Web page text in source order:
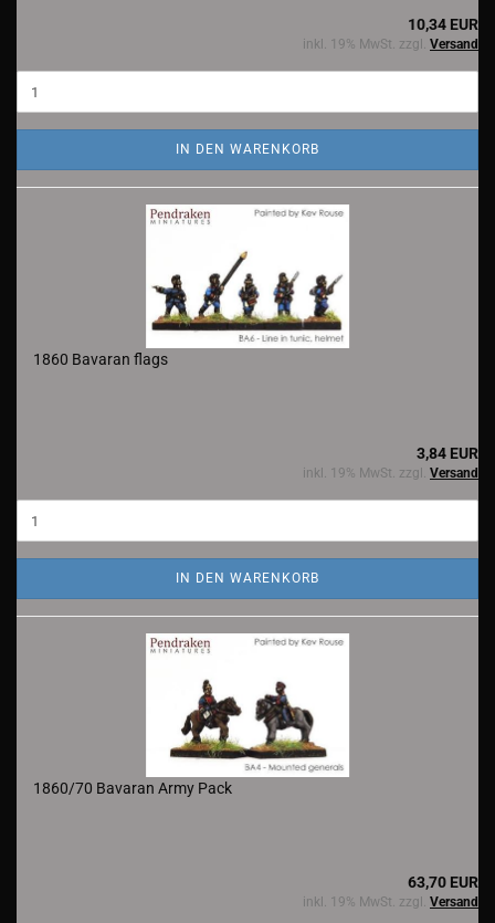
10,34 EUR
inkl. 19% MwSt. zzgl. Versand
IN DEN WARENKORB
1860 Bavaran flags
3,84 EUR
inkl. 19% MwSt. zzgl. Versand
IN DEN WARENKORB
1860/70 Bavaran Army Pack
63,70 EUR
inkl. 19% MwSt. zzgl. Versand